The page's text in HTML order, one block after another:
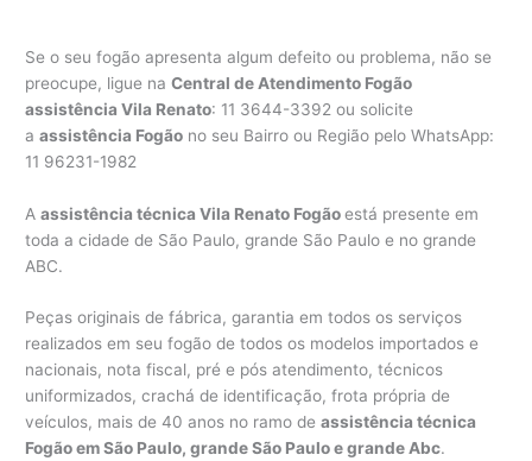
Se o seu fogão apresenta algum defeito ou problema, não se
preocupe, ligue naCentral de Atendimento Fogão
assistência Vila Renato: 11 3644-3392 ou solicite
aassistência Fogão no seu Bairro ou Região pelo WhatsApp:
11 96231-1982
Aassistência técnica Vila Renato Fogãoestá presente em
toda a cidade de São Paulo, grande São Paulo e no grande
ABC.
Peças originais de fábrica, garantia em todos os serviços
realizados em seu fogão de todos os modelos importados e
nacionais, nota fiscal, pré e pós atendimento, técnicos
uniformizados, crachá de identificação, frota própria de
veículos, mais de 40 anos no ramo deassistência técnica
Fogão em São Paulo, grande São Paulo e grande Abc.